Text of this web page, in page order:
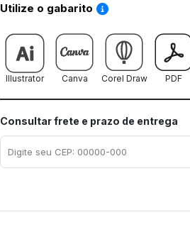
Utilize o gabarito Saiba como
Illustrator Canva Corel Draw PDF
Consultar frete e prazo de entrega